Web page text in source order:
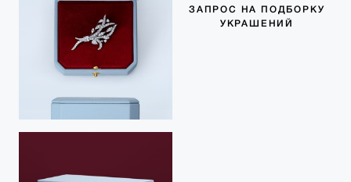
ЗАПРОС НА ПОДБОРКУ
УКРАШЕНИЙ